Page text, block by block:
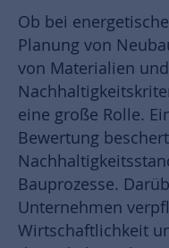
Ob bei
Planung von
von Materialien
eine große Rolle.
Bewertung
Bauprozesse.
Unternehmen
Wirtschaftlichkeit